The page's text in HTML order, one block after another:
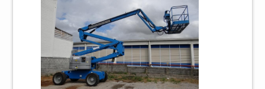
preço acessível, visto que a companhia
conta com um time de profissionais
especializados para assegurar uma
excelente relação custo-benefício da
nego...